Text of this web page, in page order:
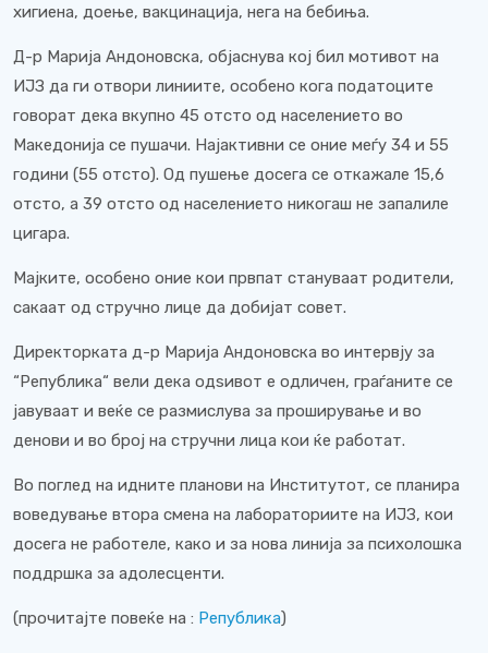
хигиена, доење, вакцинација, нега на бебиња.
Д-р Марија Андоновска, објаснува кој бил мотивот на
ИЈЗ да ги отвори линиите, особено кога податоците
говорат дека вкупно 45 отсто од населението во
Македонија се пушачи. Најактивни се оние меѓу 34 и 55
години (55 отсто). Од пушење досега се откажале 15,6
отсто, а 39 отсто од населението никогаш не запалиле
цигара.
Мајките, особено оние кои првпат стануваат родители,
сакаат од стручно лице да добијат совет.
Директорката д-р Марија Андоновска во интервју за
“Република“ вели дека одѕивот е одличен, граѓаните се
јавуваат и веќе се размислува за проширување и во
денови и во број на стручни лица кои ќе работат.
Во поглед на идните планови на Институтот, се планира
воведување втора смена на лабораториите на ИЈЗ, кои
досега не работеле, како и за нова линија за психолошка
поддршка за адолесценти.
(прочитајте повеќе на : Република)